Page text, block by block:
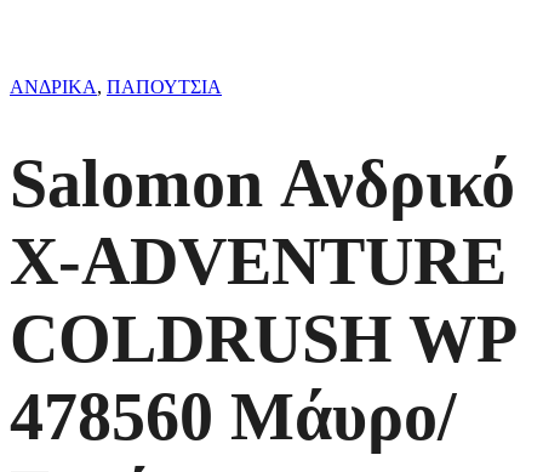
ΑΝΔΡΙΚΑ, ΠΑΠΟΥΤΣΙΑ
Salomon Ανδρικό
X-ADVENTURE
COLDRUSH WP
478560 Μάυρο/